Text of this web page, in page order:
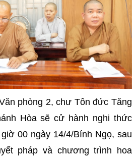
phòng 2, chư Tôn đức Tăng
Hòa sẽ cử hành nghi thức
00 ngày 14/4/Bính Ngọ, sau
pháp và chương trình hoa